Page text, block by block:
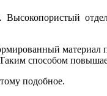
способом
подобное.